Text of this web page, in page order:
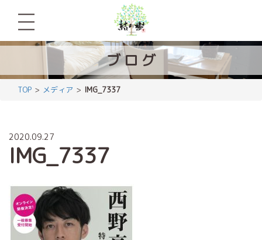
ブロ グ
TOP メディア IMG_7337
2020.09.27
IMG_7337